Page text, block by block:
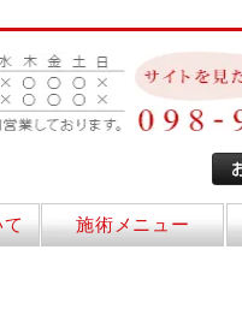
施術メニュー